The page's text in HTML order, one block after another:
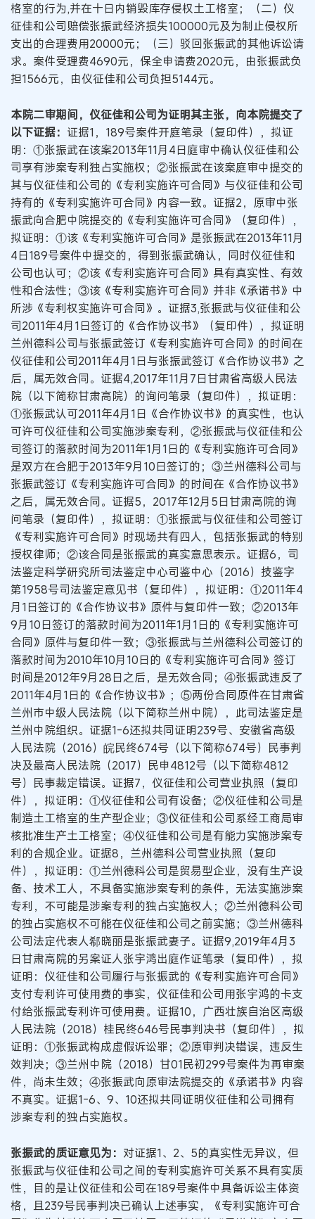
格室的行为,并在十日内销毁库存侵权土工格室；（二）仪
征佳和公司赔偿张振武经济损失100000元及为制止侵权所
支出的合理费用20000元；（三）驳回张振武的其他诉讼请
求。案件受理费4690元，保全申请费2020元，由张振武负
担1566元，由仪征佳和公司负担5144元。
本院二审期间，仪征佳和公司为证明其主张，向本院提交了
以下证据： 证据1，189号案件开庭笔录（复印件），拟证
明：①张振武在该案2013年11月4日庭审中确认仪征佳和公
司享有涉案专利独占实施权；②张振武在该案庭审中提交的
其与仪征佳和公司的《专利实施许可合同》与仪征佳和公司
持有的《专利实施许可合同》内容一致。证据2，原审中张
振武向合肥中院提交的《专利实施许可合同》（复印件），
拟证明：①该《专利实施许可合同》是张振武在2013年11月
4日189号案件中提交的，得到张振武确认，同时仪征佳和
公司也认可；②该《专利实施许可合同》具有真实性、有效
性和合法性；③该《专利实施许可合同》并非《承诺书》中
所涉《专利权实施许可合同》。证据3,张振武与仪征佳和公
司2011年4月1日签订的《合作协议书》（复印件），拟证明
兰州德科公司与张振武签订《专利实施许可合同》的时间在
仪征佳和公司2011年4月1日与张振武签订《合作协议书》之
后，属无效合同。证据4,2017年11月7日甘肃省高级人民法
院（以下简称甘肃高院）的询问笔录（复印件），拟证明：
①张振武认可2011年4月1日《合作协议书》的真实性，也认
可许可仪征佳和公司实施涉案专利，②张振武与仪征佳和公
司签订的落款时间为2011年1月1日的《专利实施许可合同》
是双方在合肥于2013年9月10日签订的；③兰州德科公司与
张振武签订《专利实施许可合同》的时间在《合作协议书》
之后，属无效合同。证据5，2017年12月5日甘肃高院的询
问笔录（复印件），拟证明：①张振武与仪征佳和公司签订
《专利实施许可合同》时现场共有四人，包括张振武的特别
授权律师；②该合同是张振武的真实意思表示。证据6，司
法鉴定科学研究所司法鉴定中心司鉴中心（2016）技鉴字
第1958号司法鉴定意见书（复印件），拟证明：①2011年4
月1日签订的《合作协议书》原件与复印件一致；②2013年
9月10日签订的落款时间为2011年1月1日的《专利实施许可
合同》原件与复印件一致；③张振武与兰州德科公司签订的
落款时间为2010年10月10日的《专利实施许可合同》签订
时间是2012年9月28日之后，是无效合同；④张振武违反了
2011年4月1日的《合作协议书》；⑤两份合同原件在甘肃省
兰州市中级人民法院（以下简称兰州中院），此司法鉴定是
兰州中院组织。证据1-6还拟共同证明239号、安徽省高级
人民法院（2016）皖民终674号（以下简称674号）民事判
决及最高人民法院（2017）民申4812号（以下简称4812
号）民事裁定错误。证据7，仪征佳和公司营业执照（复印
件），拟证明：①仪征佳和公司有设备；②仪征佳和公司是
制造土工格室的生产型企业；③仪征佳和公司系经工商局审
核批准生产土工格室；④仪征佳和公司是有能力实施涉案专
利的合规企业。证据8，兰州德科公司营业执照（复印
件），拟证明：①兰州德科公司是贸易型企业，没有生产设
备、技术工人，不具备实施涉案专利的条件，无法实施涉案
专利，不可能是涉案专利的独占实施权人；②兰州德科公司
的独占实施权不可能在仪征佳和公司之前实施；③兰州德科
公司法定代表人郗晓丽是张振武妻子。证据9,2019年4月3
日甘肃高院的另案证人张宇鸿出庭作证笔录（复印件），拟
证明：仪征佳和公司履行与张振武的《专利实施许可合同》
支付专利许可使用费的事实，仪征佳和公司用张宇鸿的卡支
付给张振武专利许可使用费。证据10，广西壮族自治区高级
人民法院（2018）桂民终646号民事判决书（复印件），拟
证明：①张振武构成虚假诉讼罪；②原审判决错误，违反生
效判决；③兰州中院（2018）甘01民初299号案件为再审案
件，尚未生效；④张振武向原审法院提交的《承诺书》内容
不真实。证据1-6、9、10还拟共同证明仪征佳和公司拥有
涉案专利的独占实施权。
张振武的质证意见为： 对证据1、2、5的真实性无异议，但
张振武与仪征佳和公司之间的专利实施许可关系不具有实质
性，目的是让仪征佳和公司在189号案件中具备诉讼主体资
格，且239号民事判决已确认上述事实，《专利实施许可合